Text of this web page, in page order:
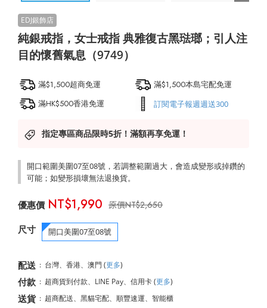
純銀戒指，女士戒指 典雅復古黑琺瑯；引人注
目的懷舊氣息（9749）
滿$1,500超商免運
滿$1,500本島宅配免運
滿HK$500香港免運
訂閱電子報週週送300
指定專區商品限時5折！滿額再享免運！
開口範圍美圍07至08號，若調整範圍過大，會造成變形或掉鑽的
可能；如變形損壞無法退換貨。
NT$2,650
NT$1,990
尺寸 開口美圍07至08號
配送 : 台灣、香港、澳門 (更多)
付款 : 超商貨到付款、LINE Pay、信用卡(更多)
送貨 : 超商配送、黑貓宅配、順豐速運、智能櫃